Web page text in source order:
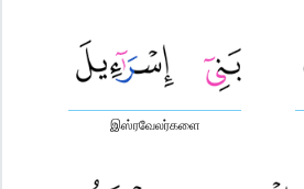
இஸ்ரவேலர்களை